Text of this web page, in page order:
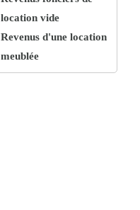
location vide
Revenus d'une location
meublée